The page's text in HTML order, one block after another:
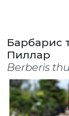
Барбарис
Пиллар
Berberis